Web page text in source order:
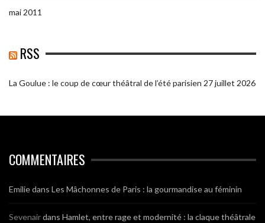
mai 2011
RSS
La Goulue : le coup de cœur théâtral de l’été parisien 27 juillet 2026
COMMENTAIRES
Emiliedans Les Mâchonnes de Paris : la gourmandise au féminin
Sevenairdans Hamlet, entre rage et modernité : la claque théâtrale